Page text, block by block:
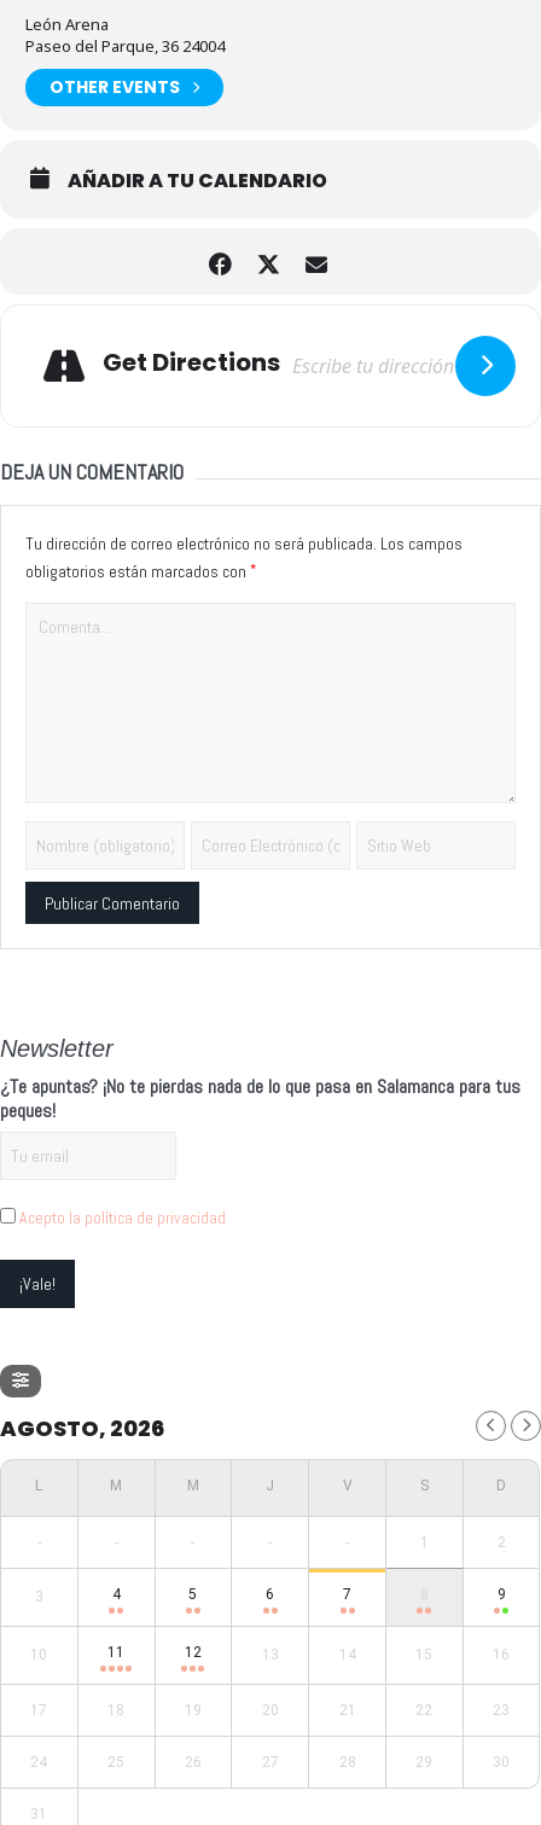
León Arena
Paseo del Parque, 36 24004
OTHER EVENTS
AÑADIR A TU CALENDARIO
Get Directions
DEJA UN COMENTARIO
Tu dirección de correo electrónico no será publicada. Los campos
obligatorios están marcados con *
Newsletter
¿Te apuntas? ¡No te pierdas nada de lo que pasa en Salamanca para tus
peques!
Acepto la política de privacidad
AGOSTO, 2026
- - - - - 1 2
3 4 5 6 7 8 9
10 11 12 13 14 15 16
17 18 19 20 21 22 23
24 25 26 27 28 29 30
31